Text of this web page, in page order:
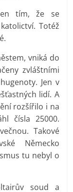
tím, že se
Totéž
vniká do
zvláštními
Jen v
lidí. A
rozšířilo i na
čísla 25000.
Takové
Německo
tu nebyl o
soud a